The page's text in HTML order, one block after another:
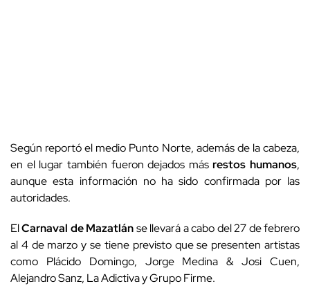
Según reportó el medio Punto Norte, además de la cabeza,
en el lugar también fueron dejados másrestos humanos,
aunque esta información no ha sido confirmada por las
autoridades.
ElCarnaval de Mazatlánse llevará a cabo del 27 de febrero
al 4 de marzo y se tiene previsto que se presenten artistas
como Plácido Domingo, Jorge Medina & Josi Cuen,
Alejandro Sanz, La Adictiva y Grupo Firme.